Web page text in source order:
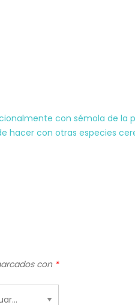
con sémola de la
hacer con otras especies
con *